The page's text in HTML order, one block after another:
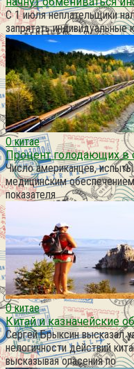
С 1 июля неплательщики
запрятать индивидуальные
О китае
Процент голодающих в
Число американцев,
медицинским
показателя
О китае
Китай и казначейские
Сергей Брыксин высказал
нелогичности действий
высказывая опасения по